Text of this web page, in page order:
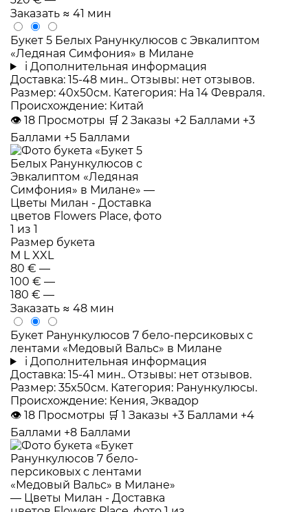
Заказать ≈ 41 мин
Букет 5 Белых Ранункулюсов с Эвкалиптом
«Ледяная Симфония» в Милане
i Дополнительная информация
Доставка: 15-48 мин.. Отзывы: нет отзывов.
Размер: 40x50см. Категория: На 14 Февраля.
Происхождение: Китай
👁 18 Просмотры 🛒 2 Заказы +2 Баллами +3
Баллами +5 Баллами
Размер букета
M LXXL
80 € —
100 € —
180 € —
Заказать ≈ 48 мин
Букет Ранункулюсов 7 бело-персиковых с
лентами «Медовый Вальс» в Милане
i Дополнительная информация
Доставка: 15-41 мин.. Отзывы: нет отзывов.
Размер: 35x50см. Категория: Ранункулюсы.
Происхождение: Кения, Эквадор
👁 18 Просмотры 🛒 1 Заказы +3 Баллами +4
Баллами +8 Баллами